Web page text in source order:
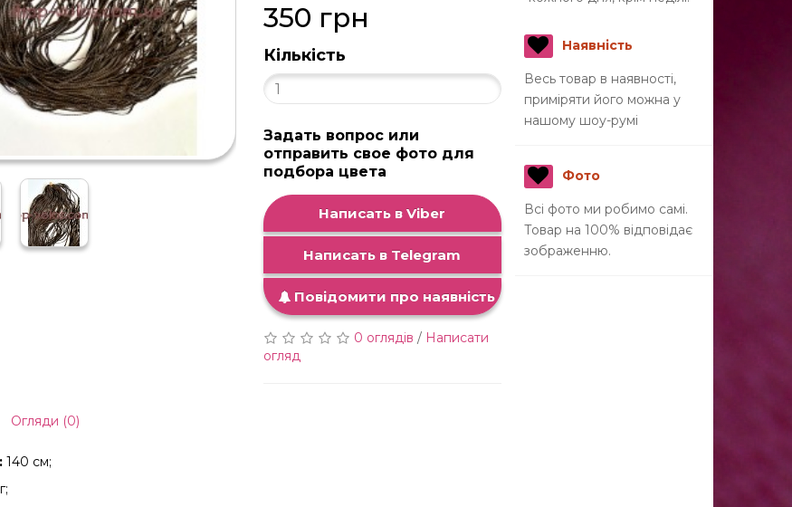
350 грн
Кількість
Задать вопрос или
отправить свое фото для
подбора цвета
Написать в Viber
Написать в Telegram
Повідомити про наявність
0 оглядів / Написати
огляд
Наявність
Весь товар в наявності,
приміряти його можна у
нашому шоу-румі
Фото
Всі фото ми робимо самі.
Товар на 100% відповідає
зображенню.
Огляди (0)
140 см;